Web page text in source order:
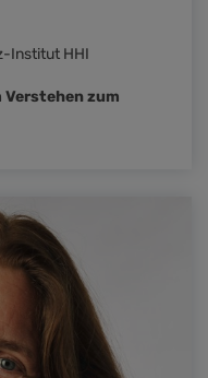
Institut HHI
zum